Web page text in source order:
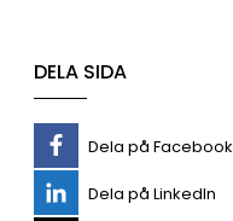
DELA SIDA
Dela på Facebook
Dela på LinkedIn